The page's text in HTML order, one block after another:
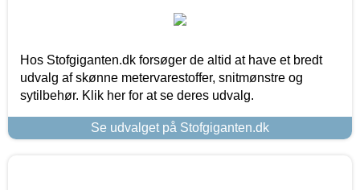
Hos Stofgiganten.dk forsøger de altid at have et bredt
udvalg af skønne metervarestoffer, snitmønstre og
sytilbehør. Klik her for at se deres udvalg.
Se udvalget på Stofgiganten.dk